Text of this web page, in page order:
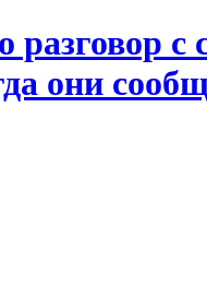
разговор
они